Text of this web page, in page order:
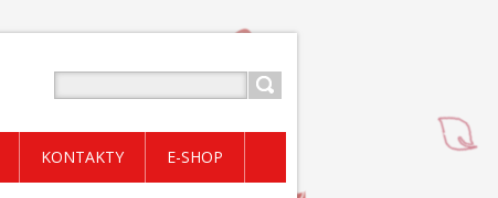
KONTAKTY E-SHOP